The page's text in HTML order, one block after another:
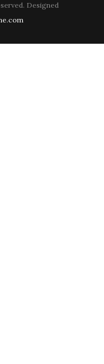
Designed